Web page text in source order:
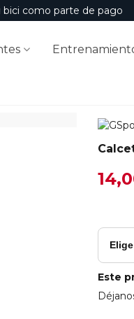
como parte de pago
Este